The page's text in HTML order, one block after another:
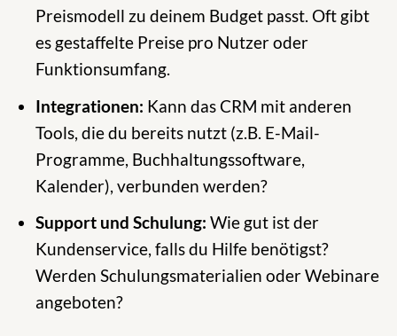
Preismodell zu deinem Budget passt. Oft gibt
es gestaffelte Preise pro Nutzer oder
Funktionsumfang.
Integrationen: Kann das CRM mit anderen
Tools, die du bereits nutzt (z.B. E-Mail-
Programme, Buchhaltungssoftware,
Kalender), verbunden werden?
Support und Schulung: Wie gut ist der
Kundenservice, falls du Hilfe benötigst?
Werden Schulungsmaterialien oder Webinare
angeboten?